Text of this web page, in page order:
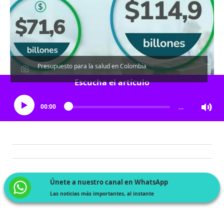
Presupuesto para la salud en Colombia
Escucha el artículo
00:00 …
Únete a nuestro canal en WhatsApp
Las noticias más importantes, al instante